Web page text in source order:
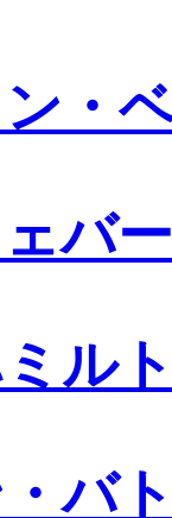
・
バー
ル
バ